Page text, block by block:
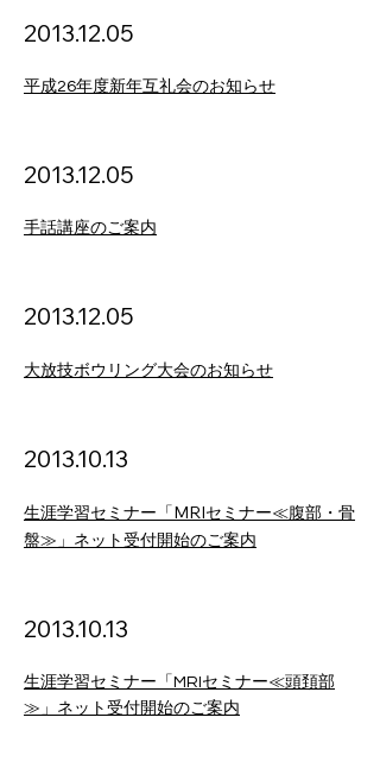
2013.12.05
平成26年度新年互礼会のお知らせ
2013.12.05
手話講座のご案内
2013.12.05
大放技ボウリング大会のお知らせ
2013.10.13
生涯学習セミナー「MRIセミナー≪腹部・骨
盤≫」ネット受付開始のご案内
2013.10.13
生涯学習セミナー「MRIセミナー≪頭頚部
≫」ネット受付開始のご案内